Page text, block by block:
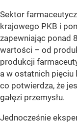
Sektor
krajowego PKB i
zapewniając ponad
wartości – od
produkcji
a w ostatnich pięciu
co potwierdza, że
gałęzi przemysłu.
Jednocześnie